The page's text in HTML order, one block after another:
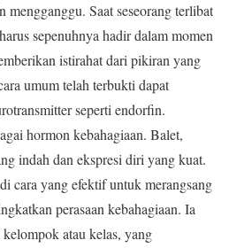
Saat seseorang terlibat
sepenuhnya hadir dalam momen
istirahat dari pikiran yang
umum telah terbukti dapat
seperti endorfin.
hormon kebahagiaan. Balet,
indah dan ekspresi diri yang kuat.
cara yang efektif untuk merangsang
perasaan kebahagiaan. Ia
atau kelas, yang